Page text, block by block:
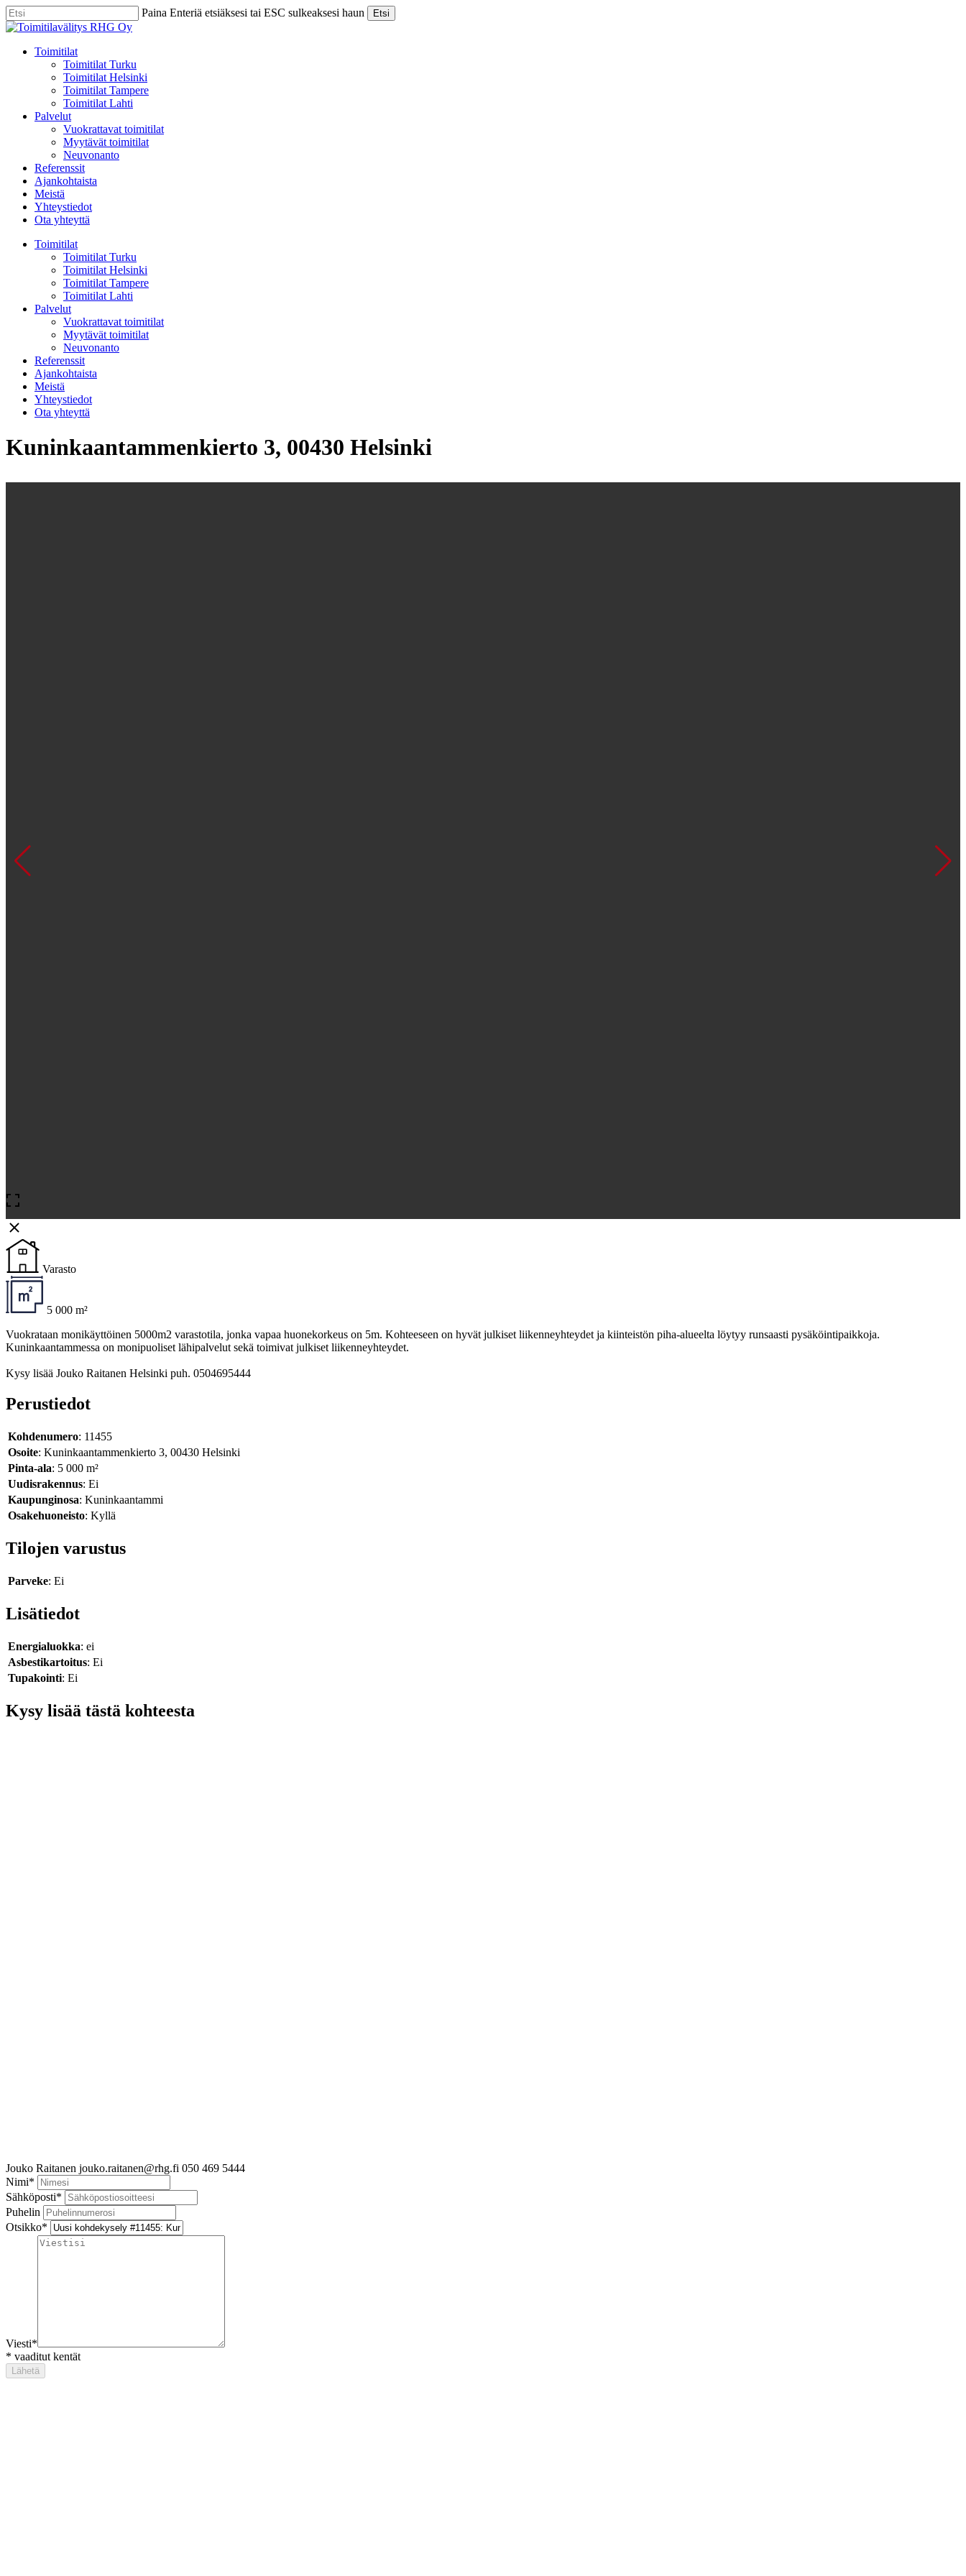
Skip
to
content
Paina Enteriä etsiäksesi tai ESC sulkeaksesi haun Etsi
Close
Menu
Toimitilat
Toimitilat Turku
Toimitilat Helsinki
Toimitilat Tampere
Toimitilat Lahti
Palvelut
Vuokrattavat toimitilat
Myytävät toimitilat
Neuvonanto
Referenssit
Ajankohtaista
Meistä
Yhteystiedot
Ota yhteyttä
Toimitilat
Toimitilat Turku
Toimitilat Helsinki
Toimitilat Tampere
Toimitilat Lahti
Palvelut
Vuokrattavat toimitilat
Myytävät toimitilat
Neuvonanto
Referenssit
Ajankohtaista
Meistä
Yhteystiedot
Ota yhteyttä
Kuninkaantammenkierto 3, 00430 Helsinki
Varasto
5 000 m²
Vuokrataan monikäyttöinen 5000m2 varastotila, jonka vapaa huonekorkeus on 5m. Kohteeseen on hyvät julkiset liikenneyhteydet ja kiinteistön piha-alueelta löytyy runsaasti pysäköintipaikkoja.
Kuninkaantammessa on monipuoliset lähipalvelut sekä toimivat julkiset liikenneyhteydet.
Kysy lisää Jouko Raitanen Helsinki puh. 0504695444
Perustiedot
Kohdenumero: 11455
Osoite: Kuninkaantammenkierto 3, 00430 Helsinki
Pinta-ala: 5 000 m²
Uudisrakennus: Ei
Kaupunginosa: Kuninkaantammi
Osakehuoneisto: Kyllä
Tilojen varustus
Parveke: Ei
Lisätiedot
Energialuokka: ei
Asbestikartoitus: Ei
Tupakointi: Ei
Kysy lisää tästä kohteesta
Jouko Raitanen jouko.raitanen@rhg.fi 050 469 5444
Nimi*
Sähköposti*
Puhelin
Otsikko*
Viesti*
* vaaditut kentät